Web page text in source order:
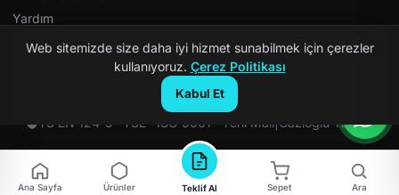
Yardım
© 2026 Kompozit Rögar. Tüm hakları saklıdır.
TS EN 124-5 · TSE · ISO 9001 · Yerli Malı|Gazioğlu Yazılım
Ana Sayfa Ürünler Teklif Al Sepet Ara
Web sitemizde size daha iyi hizmet sunabilmek için çerezler
kullanıyoruz. Çerez Politikası
Kabul Et